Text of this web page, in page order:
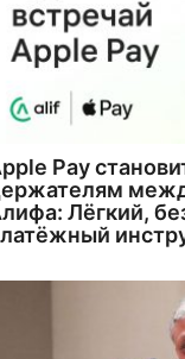
Pay
Лёгкий,